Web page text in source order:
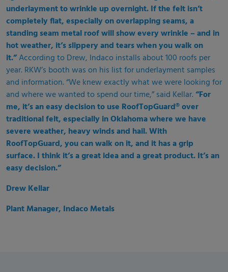
underlayment to wrinkle up overnight. If the felt isn’t
completely flat, especially on overlapping seams, a
standing seam metal roof will show every wrinkle – and in
hot weather, it’s slippery and tears when you walk on
it.”According to Drew, Indaco installs about 100 roofs per
year. RKW’s booth was on his list for underlayment samples
and information. “We knew exactly what we were looking for
and where we wanted to spend our time,” said Kellar.“For
me, it’s an easy decision to use RoofTopGuard®over
traditional felt, especially in Oklahoma where we have
severe weather, heavy winds and hail. With
RoofTopGuard, you can walk on it, and it has a grip
surface. I think it’s a great idea and a great product. It’s an
easy decision.”
Drew Kellar
Plant Manager, Indaco Metals